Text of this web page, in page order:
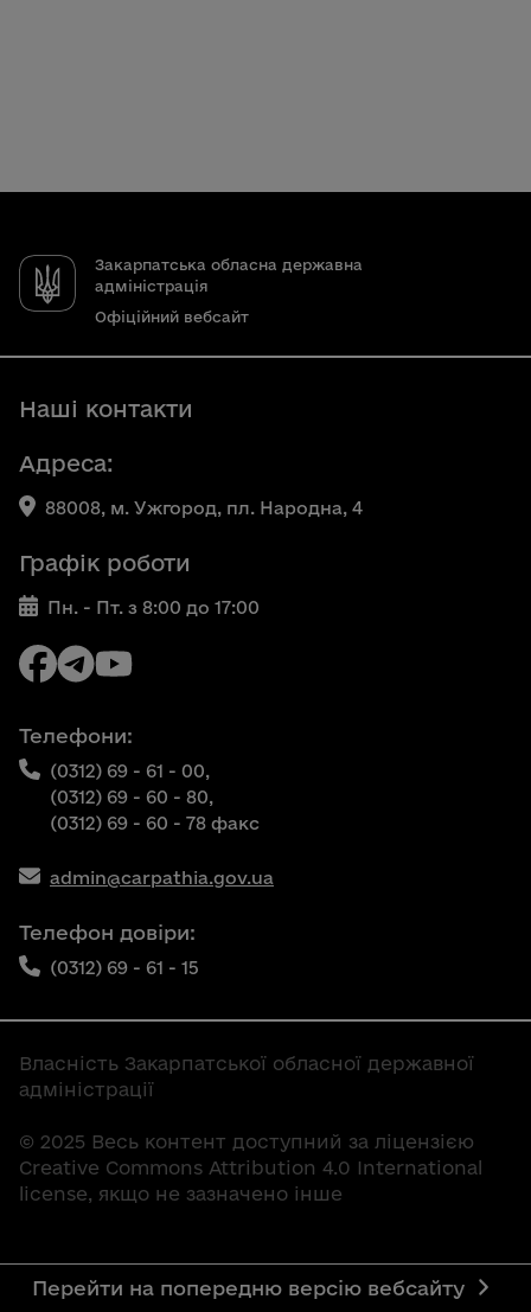
Закарпатська обласна державна
адміністрація
Офіційний вебсайт
Наші контакти
Адреса:
88008, м. Ужгород, пл. Народна, 4
Графік роботи
Пн. - Пт. з 8:00 до 17:00
Телефони:
(0312) 69 - 61 - 00,
(0312) 69 - 60 - 80,
(0312) 69 - 60 - 78 факс
admin@carpathia.gov.ua
Телефон довіри:
(0312) 69 - 61 - 15
Власність Закарпатської обласної державної
адміністрації
© 2025 Весь контент доступний за ліцензією
Creative Commons Attribution 4.0 International
license, якщо не зазначено інше
Перейти на попередню версію вебсайту